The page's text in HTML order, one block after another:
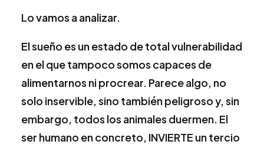
Lo vamos a analizar.
El sueño es un estado de total vulnerabilidad
en el que tampoco somos capaces de
alimentarnos ni procrear. Parece algo, no
solo inservible, sino también peligroso y, sin
embargo, todos los animales duermen. El
ser humano en concreto, INVIERTE un tercio